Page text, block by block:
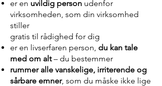
er en uvildig person udenfor
virksomheden, som din virksomhed
stiller
gratis til rådighed for dig
er en livserfaren person, du kan tale
med om alt– du bestemmer
rummer alle vanskelige, irriterende og
sårbare emner, som du måske ikke lige